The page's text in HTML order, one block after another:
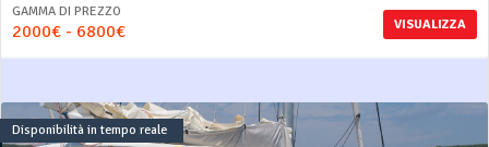
VISUALIZZA
GAMMA DI PREZZO
2000€ - 6800€
Disponibilità in tempo reale